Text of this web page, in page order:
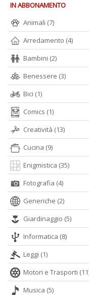
IN ABBONAMENTO
Animali (7)
Arredamento (4)
Bambini (2)
Benessere (3)
Bici (1)
Comics (1)
Creatività (13)
Cucina (9)
Enigmistica (35)
Fotografia (4)
Generiche (2)
Giardinaggio (5)
Informatica (8)
Leggi (1)
Motori e Trasporti
Musica (5)